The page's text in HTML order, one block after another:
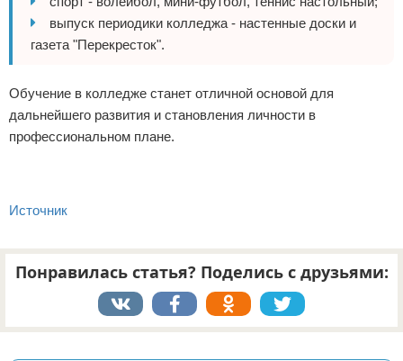
выпуск периодики колледжа - настенные доски и
газета "Перекресток".
Обучение в колледже станет отличной основой для
дальнейшего развития и становления личности в
профессиональном плане.
Источник
Понравилась статья? Поделись с друзьями: